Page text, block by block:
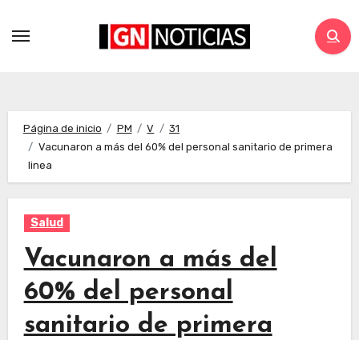
Página de inicio PM V
31
Vacunaron a más del 60% del personal sanitario de primera
linea
Salud
Vacunaron a más del
60% del personal
sanitario de primera